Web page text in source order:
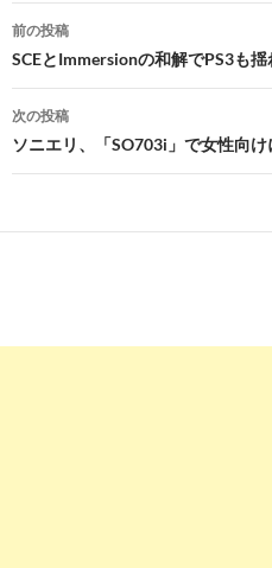
投
稿
ナ
ビ
ゲ
ー
ン
前の投稿
SCEとImmersionの和解でPS3も揺
次の投稿
ソニエリ、「SO703i」で女性向